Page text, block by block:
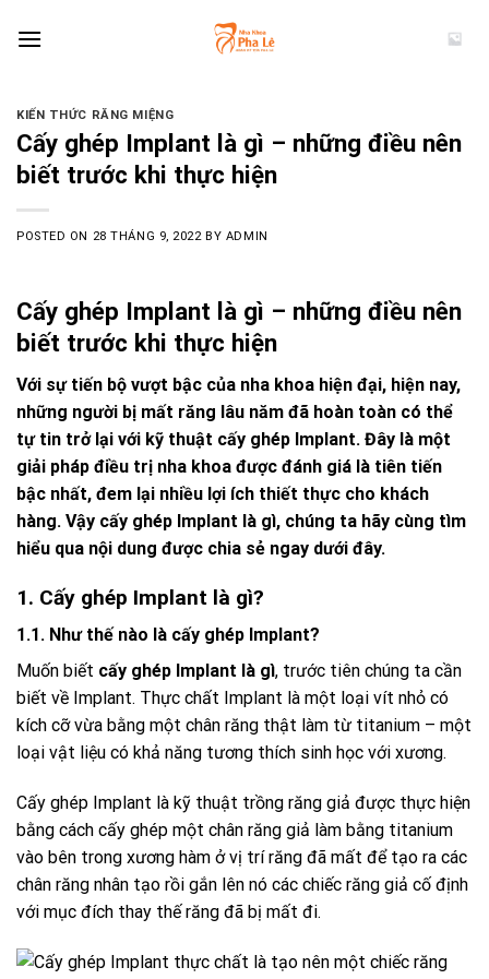
KIẾN THỨC RĂNG MIỆNG
Cấy ghép Implant là gì – những điều nên
biết trước khi thực hiện
POSTED ON 28 THÁNG 9, 2022 BY ADMIN
Cấy ghép Implant là gì – những điều nên
biết trước khi thực hiện
Với sự tiến bộ vượt bậc của nha khoa hiện đại, hiện nay,
những người bị mất răng lâu năm đã hoàn toàn có thể
tự tin trở lại với kỹ thuật cấy ghép Implant. Đây là một
giải pháp điều trị nha khoa được đánh giá là tiên tiến
bậc nhất, đem lại nhiều lợi ích thiết thực cho khách
hàng. Vậy cấy ghép Implant là gì, chúng ta hãy cùng tìm
hiểu qua nội dung được chia sẻ ngay dưới đây.
1. Cấy ghép Implant là gì?
1.1. Như thế nào là cấy ghép Implant?
Muốn biết cấy ghép Implant là gì, trước tiên chúng ta cần
biết về Implant. Thực chất Implant là một loại vít nhỏ có
kích cỡ vừa bằng một chân răng thật làm từ titanium – một
loại vật liệu có khả năng tương thích sinh học với xương.
Cấy ghép Implant là kỹ thuật trồng răng giả được thực hiện
bằng cách cấy ghép một chân răng giả làm bằng titanium
vào bên trong xương hàm ở vị trí răng đã mất để tạo ra các
chân răng nhân tạo rồi gắn lên nó các chiếc răng giả cố định
với mục đích thay thế răng đã bị mất đi.